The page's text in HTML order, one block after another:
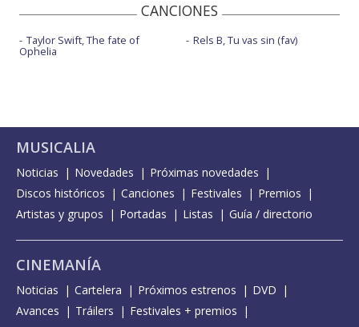
CANCIONES
Taylor Swift, The fate of
Ophelia
Rels B, Tu vas sin (fav)
MUSICALIA
Noticias Novedades
Próximas novedades
Discos históricos
Canciones Festivales
Premios
Artistas y grupos
Portadas Listas Guía / directorio
CINEMANÍA
Noticias Cartelera Próximos estrenos
DVD
Avances
Tráilers
Festivales + premios